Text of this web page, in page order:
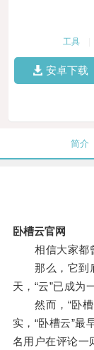
工具
安卓下载
简介
卧槽云官网
相信大家都曾
那么，它到底
天，“云”已成为
然而，“卧槽
实，“卧槽云”最
名用户在评论一